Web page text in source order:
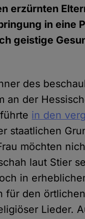
erzürnten
in eine
geistige
des
an der
in den
staatlichen
möchten
laut Stier
in
für den
Lieder.